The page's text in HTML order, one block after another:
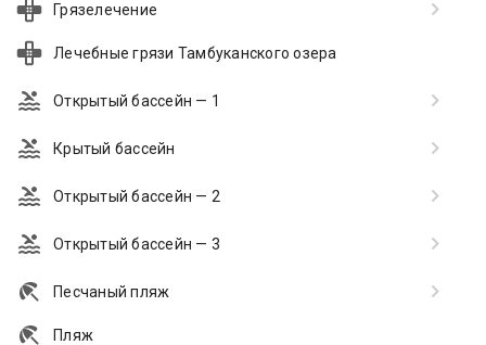
Грязелечение
Лечебные грязи Тамбуканского озера
Открытый бассейн — 1
Крытый бассейн
Открытый бассейн — 2
Открытый бассейн — 3
Песчаный пляж
Пляж